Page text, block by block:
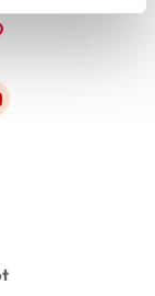
Link to youtube